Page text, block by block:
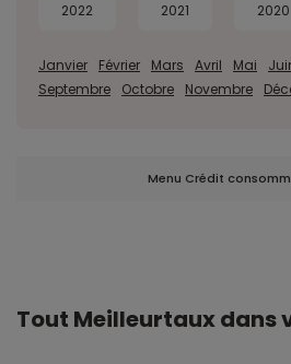
2022 2021 2020
Janvier Février Mars Avril Mai
Septembre
Octobre Novembre
Menu Crédit
Tout Meilleurtaux dans